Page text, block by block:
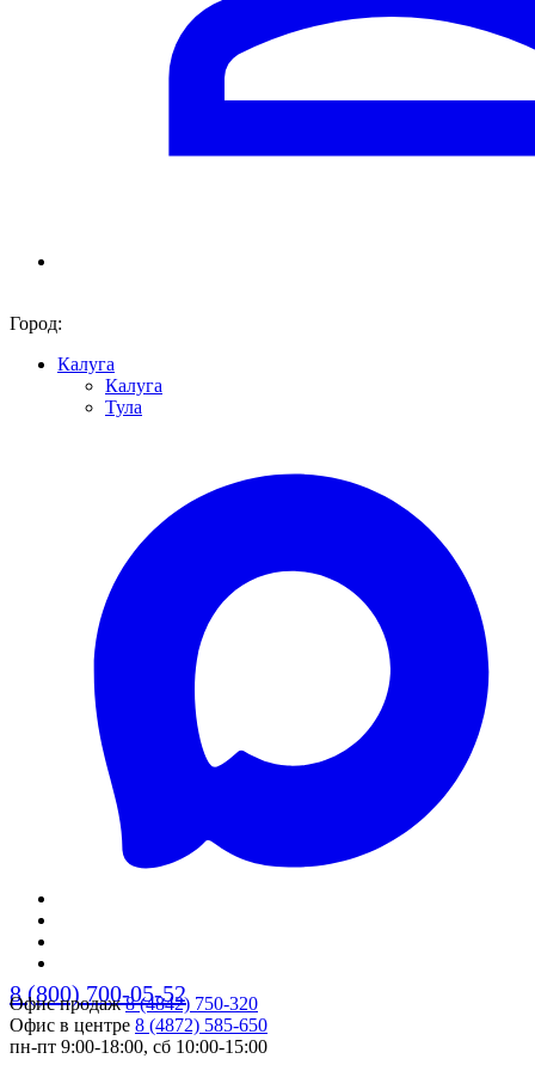
Город:
Калуга
Калуга
Тула
8 (800) 700-05-52
Офис продаж8 (4842) 750-320
Офис в центре 8 (4872) 585-650
пн-пт 9:00-18:00, сб 10:00-15:00